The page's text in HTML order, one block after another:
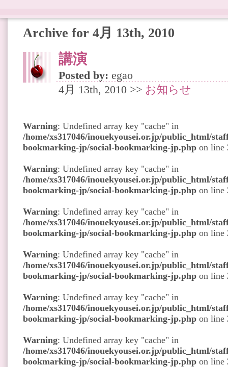
Archive for 4月 13th, 2010
講演
Posted by: egao
4月 13th, 2010 >> お知らせ
Warning: Undefined array key "cache" in
/home/xs317046/inouekyousei.or.jp/public_html/
bookmarking-jp/social-bookmarking-jp.php on line
Warning: Undefined array key "cache" in
/home/xs317046/inouekyousei.or.jp/public_html/
bookmarking-jp/social-bookmarking-jp.php on line
Warning: Undefined array key "cache" in
/home/xs317046/inouekyousei.or.jp/public_html/
bookmarking-jp/social-bookmarking-jp.php on line
Warning: Undefined array key "cache" in
/home/xs317046/inouekyousei.or.jp/public_html/
bookmarking-jp/social-bookmarking-jp.php on line
Warning: Undefined array key "cache" in
/home/xs317046/inouekyousei.or.jp/public_html/
bookmarking-jp/social-bookmarking-jp.php on line
Warning: Undefined array key "cache" in
/home/xs317046/inouekyousei.or.jp/public_html/
bookmarking-jp/social-bookmarking-jp.php on line